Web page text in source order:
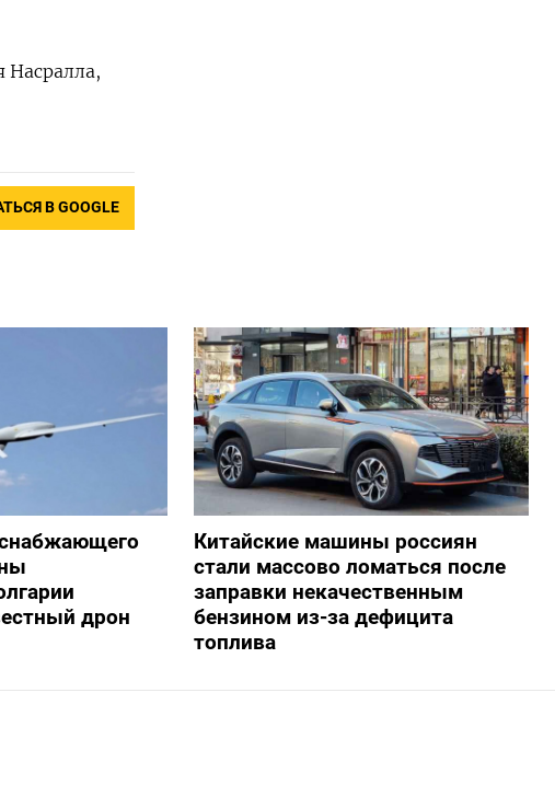
В GOOGLE
дрон
Китайские машины россиян
стали массово ломаться после
заправки некачественным
бензином из-за дефицита
топлива